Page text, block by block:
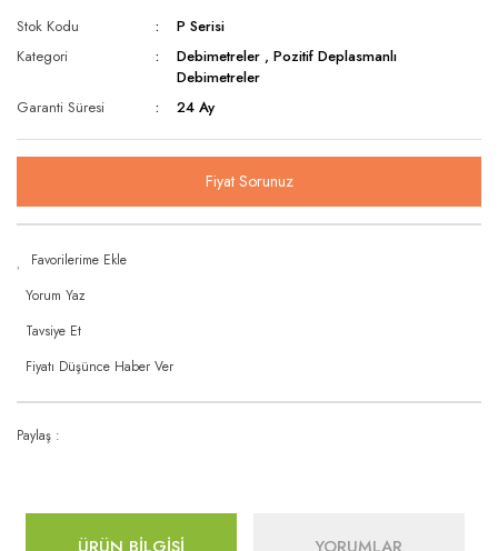
Stok Kodu
P Serisi
Kategori
Debimetreler ,Pozitif Deplasmanlı
Debimetreler
Garanti Süresi
24 Ay
Fiyat Sorunuz
Yorum Yaz
Tavsiye Et
Fiyatı Düşünce Haber Ver
Paylaş :